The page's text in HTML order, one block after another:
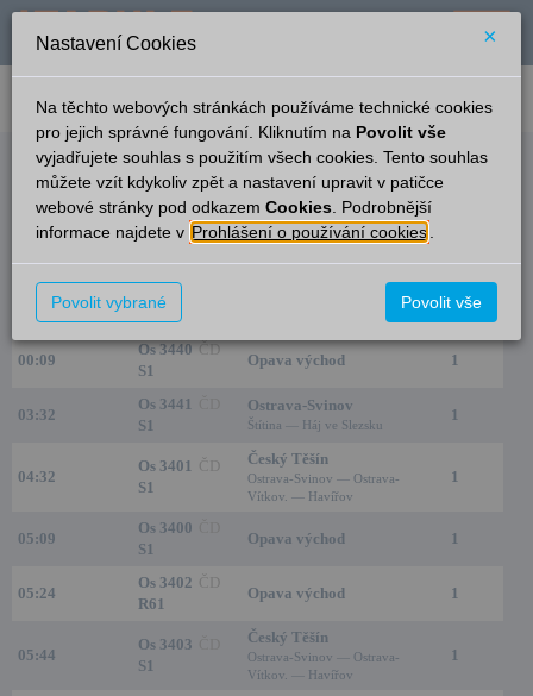
verze: 2.0.6 podpora: help-tabule@oltis.cz
English
Odjezdy
Opava-Komárov
21:03
Čas/Aktuální Vlak/Linka Cíl/Přes
Kolej
23:15
23:25
Os 3438
1
00:09
Os 3440 ČD
S1
Opava východ 1
03:32
Os 3441
S1
Ostrava-Svinov
Štítina — Háj ve Slezsku
1
04:32
Os 3401 ČD
S1
Český Těšín
Ostrava-Svinov — Ostrava-
Vítkov. — Havířov
1
05:09
Os 3400
S1
Opava východ 1
05:24
Os 3402 ČD
R61
Opava východ 1
05:44
Os 3403
S1
Český Těšín
Ostrava-Svinov — Ostrava-
Vítkov. — Havířov
1
Nastavení Cookies ×
Na těchto webových stránkách používáme technické cookies
pro jejich správné fungování. Kliknutím na Povolit vše
vyjadřujete souhlas s použitím všech cookies. Tento souhlas
můžete vzít kdykoliv zpět a nastavení upravit v patičce
webové stránky pod odkazem Cookies . Podrobnější
informace najdete v Prohlášení o používání cookies
Povolit vybrané Povolit vše